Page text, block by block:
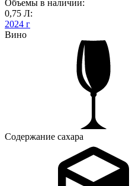
Объемы в наличии:
0,75 Л:
2024 г
Вино
Содержание сахара